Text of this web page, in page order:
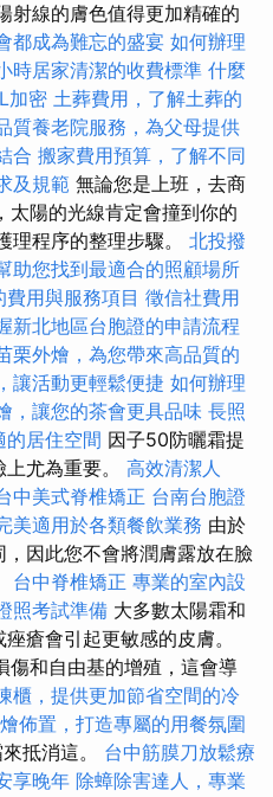
射線的膚色值得更加精確的
都成為難忘的盛宴 如何辦理
時居家清潔的收費標準 什麼
加密 土葬費用，了解土葬的
質養老院服務，為父母提供
合 搬家費用預算，了解不同
及規範 無論您是上班，去商
太陽的光線肯定會撞到你的
理程序的整理步驟。 北投撥
助您找到最適合的照顧場所
用與服務項目 徵信社費用
新北地區台胞證的申請流程
栗外燴，為您帶來高品質的
讓活動更輕鬆便捷 如何辦理
，讓您的茶會更具品味 長照
的居住空間 因子50防曬霜提
尤為重要。 高效清潔人
中美式脊椎矯正 台南台胞證
美適用於各類餐飲業務 由於
因此您不會將潤膚露放在臉
台中脊椎矯正 專業的室內設
照考試準備 大多數太陽霜和
瘡會引起更敏感的皮膚。
傷和自由基的增殖，這會導
櫃，提供更加節省空間的冷
佈置，打造專屬的用餐氛圍
抵消這。 台中筋膜刀放鬆療
享晚年 除蟑除害達人，專業